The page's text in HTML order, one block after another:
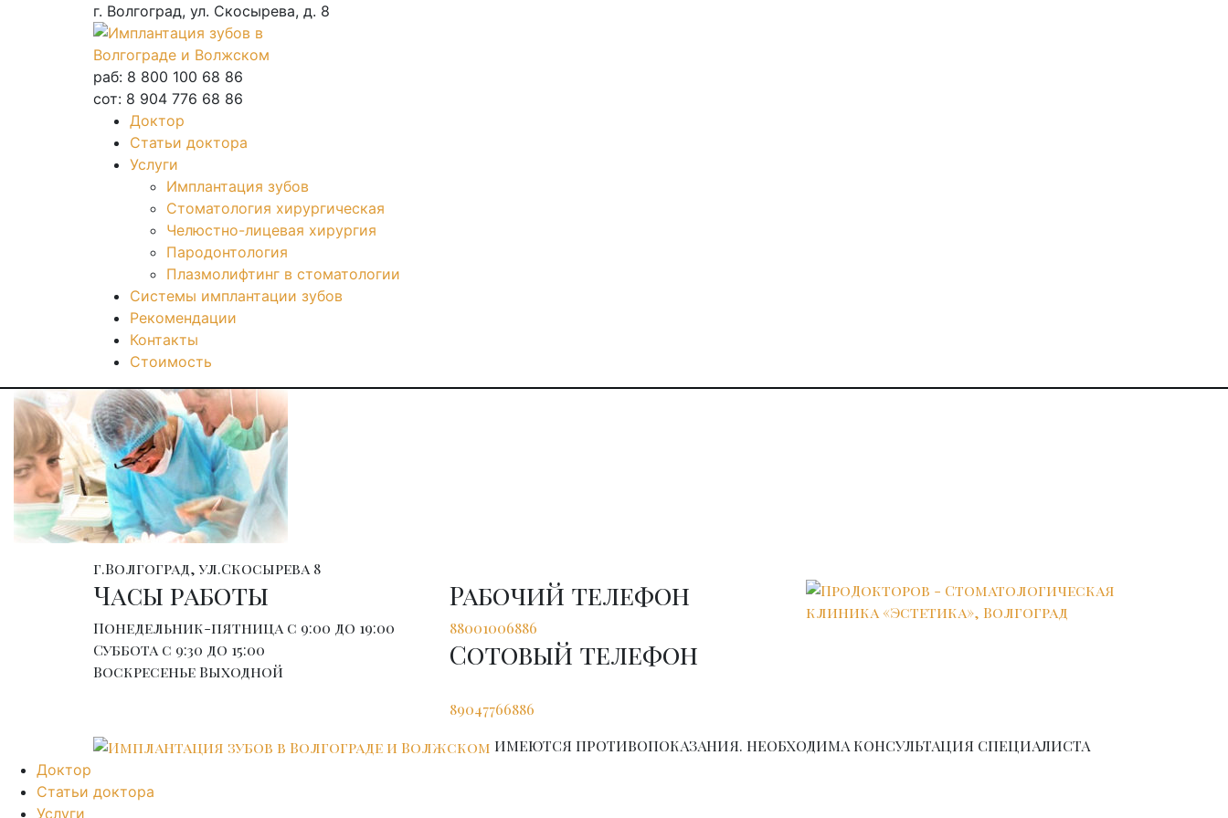
г. Волгоград, ул. Скосырева, д. 8
раб: 8 800 100 68 86
сот: 8 904 776 68 86
Доктор
Статьи доктора
Услуги
Имплантация зубов
Стоматология хирургическая
Челюстно-лицевая хирургия
Пародонтология
Плазмолифтинг в стоматологии
Системы имплантации зубов
Рекомендации
Контакты
Стоимость
г.Волгоград, ул.Скосырева 8
Часы работы
Понедельник-пятница с 9:00 до 19:00
Суббота с 9:30 до 15:00
Воскресенье Выходной
Рабочий телефон
88001006886
Сотовый телефон
89047766886
ИМЕЮТСЯ ПРОТИВОПОКАЗАНИЯ. НЕОБХОДИМА КОНСУЛЬТАЦИЯ СПЕЦИАЛИСТА
Доктор
Статьи доктора
Услуги